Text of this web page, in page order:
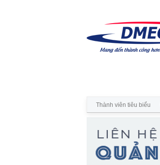
Thành viên tiêu biểu